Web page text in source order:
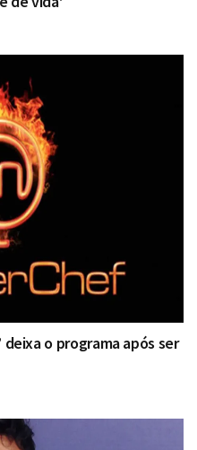
o programa após ser